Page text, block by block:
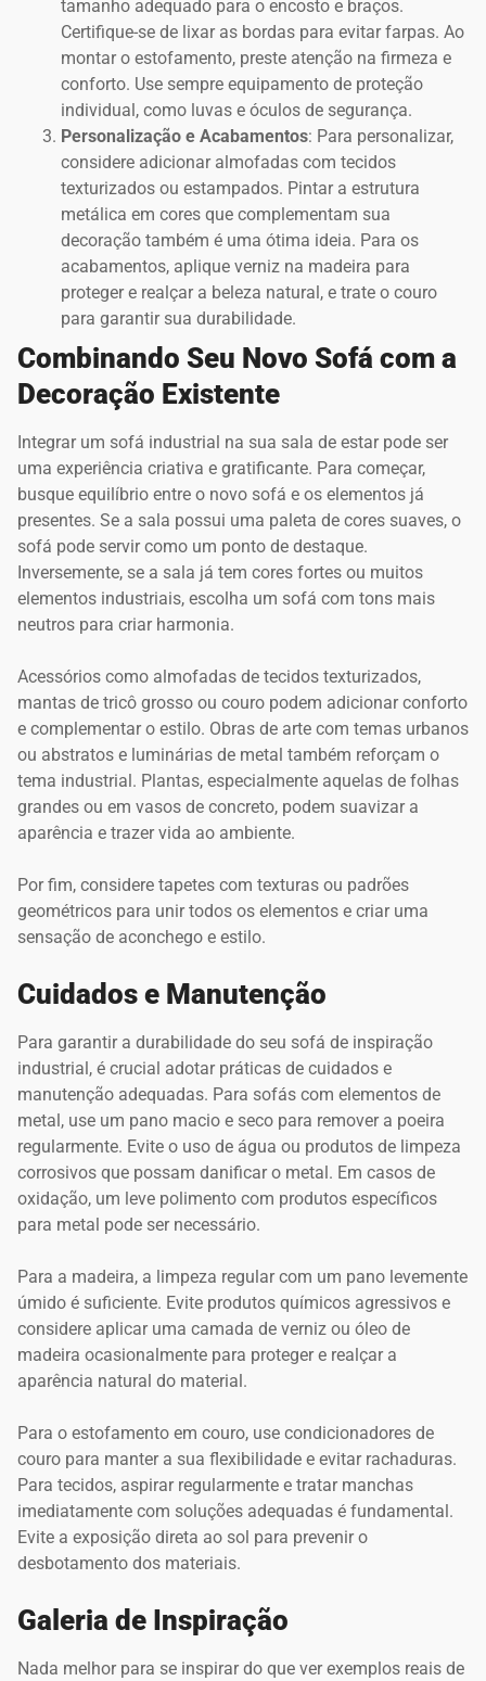
tamanho adequado para o encosto e braços.
Certifique-se de lixar as bordas para evitar farpas. Ao
montar o estofamento, preste atenção na firmeza e
conforto. Use sempre equipamento de proteção
individual, como luvas e óculos de segurança.
Personalização e Acabamentos: Para personalizar,
considere adicionar almofadas com tecidos
texturizados ou estampados. Pintar a estrutura
metálica em cores que complementam sua
decoração também é uma ótima ideia. Para os
acabamentos, aplique verniz na madeira para
proteger e realçar a beleza natural, e trate o couro
para garantir sua durabilidade.
Combinando Seu Novo Sofá com a
Decoração Existente
Integrar um sofá industrial na sua sala de estar pode ser
uma experiência criativa e gratificante. Para começar,
busque equilíbrio entre o novo sofá e os elementos já
presentes. Se a sala possui uma paleta de cores suaves, o
sofá pode servir como um ponto de destaque.
Inversemente, se a sala já tem cores fortes ou muitos
elementos industriais, escolha um sofá com tons mais
neutros para criar harmonia.
Acessórios como almofadas de tecidos texturizados,
mantas de tricô grosso ou couro podem adicionar conforto
e complementar o estilo. Obras de arte com temas urbanos
ou abstratos e luminárias de metal também reforçam o
tema industrial. Plantas, especialmente aquelas de folhas
grandes ou em vasos de concreto, podem suavizar a
aparência e trazer vida ao ambiente.
Por fim, considere tapetes com texturas ou padrões
geométricos para unir todos os elementos e criar uma
sensação de aconchego e estilo.
Cuidados e Manutenção
Para garantir a durabilidade do seu sofá de inspiração
industrial, é crucial adotar práticas de cuidados e
manutenção adequadas. Para sofás com elementos de
metal, use um pano macio e seco para remover a poeira
regularmente. Evite o uso de água ou produtos de limpeza
corrosivos que possam danificar o metal. Em casos de
oxidação, um leve polimento com produtos específicos
para metal pode ser necessário.
Para a madeira, a limpeza regular com um pano levemente
úmido é suficiente. Evite produtos químicos agressivos e
considere aplicar uma camada de verniz ou óleo de
madeira ocasionalmente para proteger e realçar a
aparência natural do material.
Para o estofamento em couro, use condicionadores de
couro para manter a sua flexibilidade e evitar rachaduras.
Para tecidos, aspirar regularmente e tratar manchas
imediatamente com soluções adequadas é fundamental.
Evite a exposição direta ao sol para prevenir o
desbotamento dos materiais.
Galeria de Inspiração
Nada melhor para se inspirar do que ver exemplos reais de